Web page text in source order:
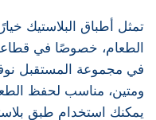
تمثل أطباق البلاستيك
الطعام، خصوصًا في
في مجموعة المستقبل
ومتين، مناسب لحفظ
يمكنك استخدام طبق